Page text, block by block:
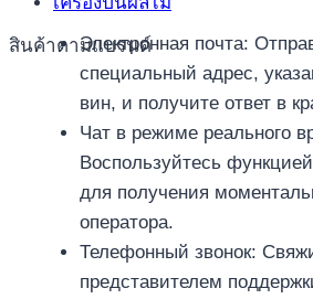
สินค้าตามแบรนด์Электронная почта:
специальный адрес,
вин, и получите ответ в
Чат в режиме реального
Воспользуйтесь
для получения
оператора.
Телефонный звонок:
представителем